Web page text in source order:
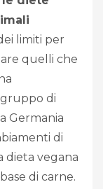
limiti per
quelli che
di
Germania
di
dieta vegana
di carne.